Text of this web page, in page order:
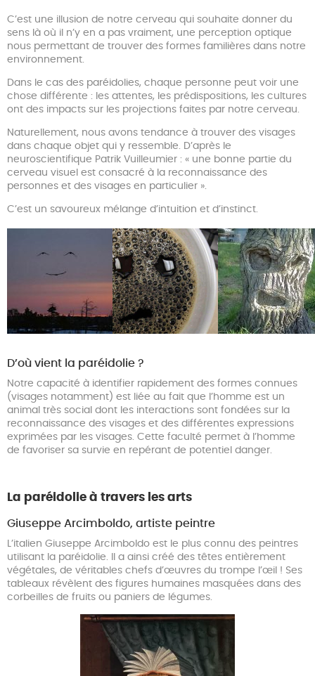
C’est une illusion de notre cerveau qui souhaite donner du
sens là où il n’y en a pas vraiment, une perception optique
nous permettant de trouver des formes familières dans notre
environnement.
Dans le cas des paréidolies, chaque personne peut voir une
chose différente : les attentes, les prédispositions, les cultures
ont des impacts sur les projections faites par notre cerveau.
Naturellement, nous avons tendance à trouver des visages
dans chaque objet qui y ressemble. D’après le
neuroscientifique Patrik Vuilleumier : « une bonne partie du
cerveau visuel est consacré à la reconnaissance des
personnes et des visages en particulier ».
C’est un savoureux mélange d’intuition et d’instinct.
D’où vient la paréidolie ?
Notre capacité à identifier rapidement des formes connues
(visages notamment) est liée au fait que l’homme est un
animal très social dont les interactions sont fondées sur la
reconnaissance des visages et des différentes expressions
exprimées par les visages. Cette faculté permet à l’homme
de favoriser sa survie en repérant de potentiel danger.
La paréidolie à travers les arts
Giuseppe Arcimboldo, artiste peintre
L’italien Giuseppe Arcimboldo est le plus connu des peintres
utilisant la paréidolie. Il a ainsi créé des têtes entièrement
végétales, de véritables chefs d’œuvres du trompe l’œil ! Ses
tableaux révèlent des figures humaines masquées dans des
corbeilles de fruits ou paniers de légumes.